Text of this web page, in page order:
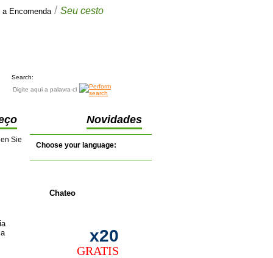
a Encomenda / Seu cesto
Search:
Novidades
Sie
Choose your language:
Chateo
x20
GRATIS